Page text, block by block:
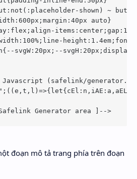
shown) ~
auto}
svgW:20px;--
(safelink/generator.js) |
đoạn mô tả trang phía trên đoạn